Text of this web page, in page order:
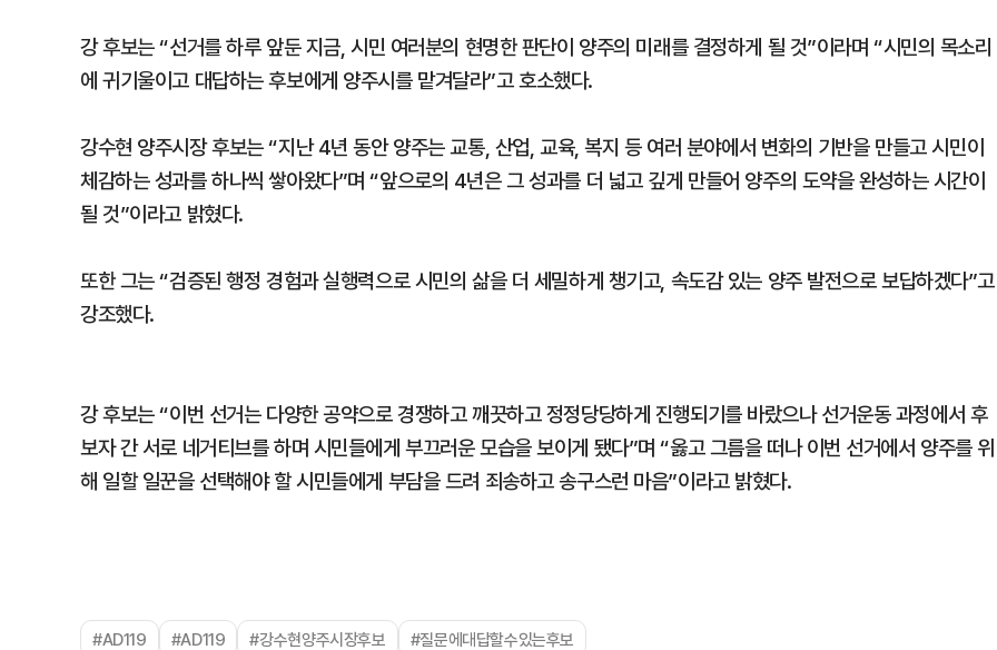
강 후보는 “선거를 하루 앞둔 지금, 시민 여러분의 현명한 판단이 양주의 미래를 결정하게 될 것”이라며 “시민의 목소리
에 귀기울이고 대답하는 후보에게 양주시를 맡겨달라”고 호소했다.
강수현 양주시장 후보는 “지난 4년 동안 양주는 교통, 산업, 교육, 복지 등 여러 분야에서 변화의 기반을 만들고 시민이
체감하는 성과를 하나씩 쌓아왔다”며 “앞으로의 4년은 그 성과를 더 넓고 깊게 만들어 양주의 도약을 완성하는 시간이
될 것”이라고 밝혔다.
또한 그는 “검증된 행정 경험과 실행력으로 시민의 삶을 더 세밀하게 챙기고, 속도감 있는 양주 발전으로 보답하겠다”고
강조했다.
강 후보는 “이번 선거는 다양한 공약으로 경쟁하고 깨끗하고 정정당당하게 진행되기를 바랐으나 선거운동 과정에서 후
보자 간 서로 네거티브를 하며 시민들에게 부끄러운 모습을 보이게 됐다”며 “옳고 그름을 떠나 이번 선거에서 양주를 위
해 일할 일꾼을 선택해야 할 시민들에게 부담을 드려 죄송하고 송구스런 마음”이라고 밝혔다.
#AD119 #AD119 #강수현양주시장후보 #질문에대답할수있는후보